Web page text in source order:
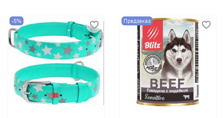
-5% Предзаказ